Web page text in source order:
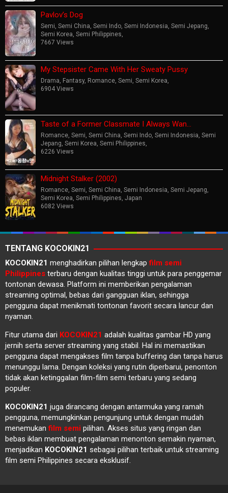
Pavlov’s Dog
Semi, Semi China, Semi Indo, Semi Indonesia, Semi Jepang,
Semi Korea, Semi Philippines,
7667 Views
My Stepsister Came With Her Sweaty Pussy
Drama, Fantasy, Romance, Semi, Semi Korea,
6904 Views
Taste of a Former Classmate I Always Wan…
Romance, Semi, Semi China, Semi Indo, Semi Indonesia, Semi
Jepang, Semi Korea, Semi Philippines,
6226 Views
Midnight Stalker (2002)
Romance, Semi, Semi China, Semi Indonesia, Semi Jepang,
Semi Korea, Semi Philippines, Japan
6082 Views
TENTANG KOCOKIN21
KOCOKIN21 menghadirkan pilihan lengkapfilm semi
Philippines terbaru dengan kualitas tinggi untuk para penggemar
tontonan dewasa. Platform ini memberikan pengalaman
streaming optimal, bebas dari gangguan iklan, sehingga
pengguna dapat menikmati tontonan favorit secara lancur dan
nyaman.
Fitur utama dari KOCOKIN21 adalah kualitas gambar HD yang
jernih serta server streaming yang stabil. Hal ini memastikan
pengguna dapat mengakses film tanpa buffering dan tanpa harus
menunggu lama. Dengan koleksi yang rutin diperbarui, penonton
tidak akan ketinggalan film-film semi terbaru yang sedang
populer.
KOCOKIN21 juga dirancang dengan antarmuka yang ramah
pengguna, memungkinkan pengunjung untuk dengan mudah
menemukanfilm semi pilihan. Akses situs yang ringan dan
bebas iklan membuat pengalaman menonton semakin nyaman,
menjadikan KOCOKIN21 sebagai pilihan terbaik untuk streaming
film semi Philippines secara eksklusif.